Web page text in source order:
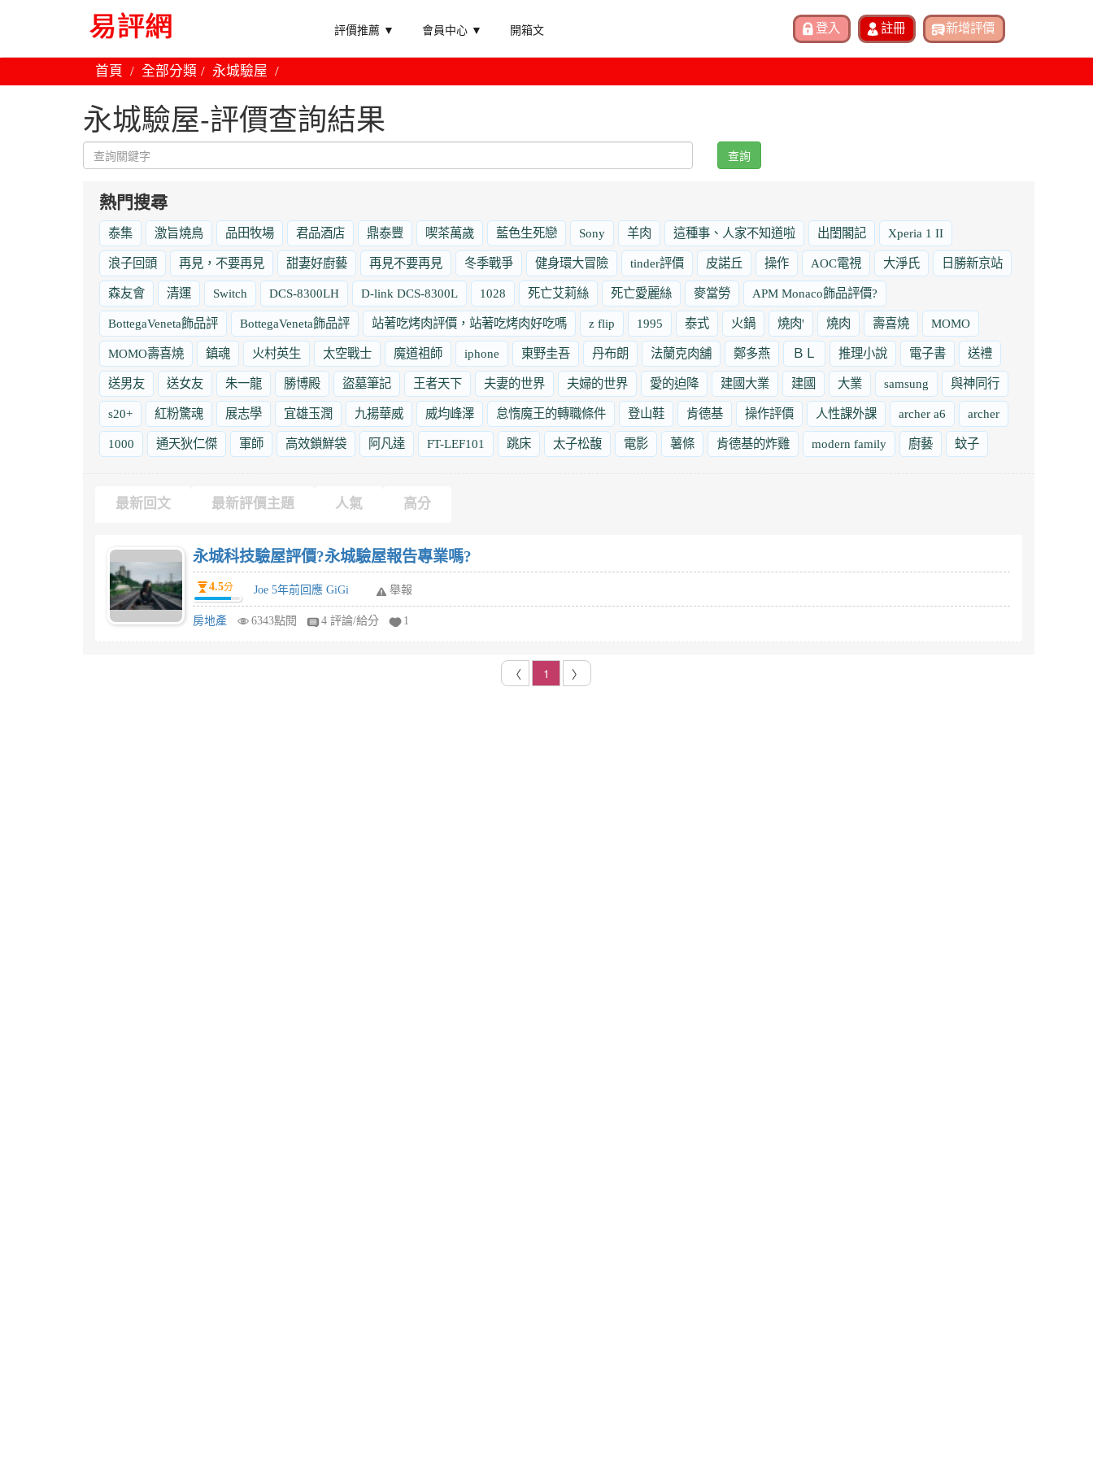
評價推薦 ▼ 會員中心 ▼ 開箱文
首頁 全部分類 永城驗屋
永城驗屋-評價查詢結果
查詢
熱門搜尋
泰集 激旨燒鳥 品田牧場 君品酒店 鼎泰豐 喫茶萬歲 藍色生死戀 Sony 羊肉 這種事、人家不知道啦 出閨閣記 Xperia 1 II
浪子回頭 再見，不要再見 甜妻好廚藝 再見不要再見 冬季戰爭 健身環大冒險 tinder評價 皮諾丘 操作 AOC電視 大淨氏 日勝新京站
森友會 清運 Switch DCS-8300LH D-link DCS-8300L 1028 死亡艾莉絲 死亡愛麗絲 麥當勞 APM Monaco飾品評價?
BottegaVeneta飾品評 BottegaVeneta飾品評 站著吃烤肉評價，站著吃烤肉好吃嗎 z flip 1995 泰式 火鍋 燒肉' 燒肉 壽喜燒 MOMO
MOMO壽喜燒 鎮魂 火村英生 太空戰士 魔道祖師 iphone 東野圭吾 丹布朗 法蘭克肉舖 鄭多燕 ＢＬ 推理小說 電子書 送禮
送男友 送女友 朱一龍 勝博殿 盜墓筆記 王者天下 夫妻的世界 夫婦的世界 愛的迫降 建國大業 建國 大業 samsung 與神同行
s20+ 紅粉驚魂 展志學 宜雄玉潤 九揚華威 威均峰澤 怠惰魔王的轉職條件 登山鞋 肯德基 操作評價 人性課外課 archer a6 archer
1000 通天狄仁傑 軍師 高效鎖鮮袋 阿凡達 FT-LEF101 跳床 太子松馥 電影 薯條 肯德基的炸雞 modern family 廚藝 蚊子
最新回文 最新評價主題 人氣 高分
永城科技驗屋評價?永城驗屋報告專業嗎?
4.5分 Joe 5年前回應 GiGi 舉報
房地產 6343點閱 4 評論/給分 1
〈 1 〉